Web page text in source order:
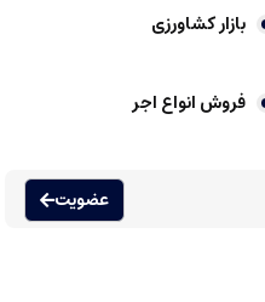
بازار کشاورزی
فروش انواع اجر
عضویت